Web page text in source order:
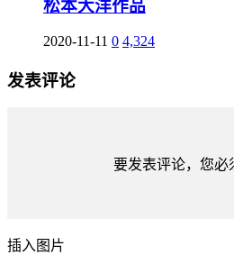
松本大洋作品
2020-11-11 0 4,324
发表评论
要发表评论，您必
插入图片